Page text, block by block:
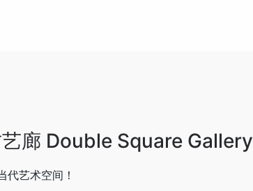
廊 Double Square Gallery
代艺术空间！